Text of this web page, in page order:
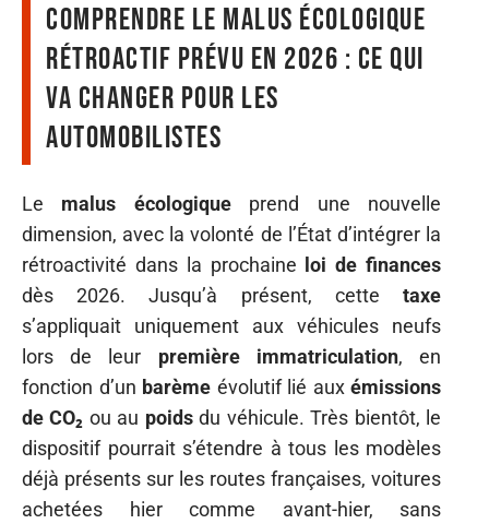
Comprendre le malus écologique
rétroactif prévu en 2026 : ce qui
va changer pour les
automobilistes
Le malus écologiqueprend une nouvelle
dimension, avec la volonté de l’État d’intégrer la
rétroactivité dans la prochaine
loi de finances
dès 2026. Jusqu’à présent, cette taxe
s’appliquait uniquement aux véhicules neufs
lors de leur première immatriculation, en
fonction d’un barème évolutif lié aux émissions
de CO₂ ou au poidsdu véhicule. Très bientôt, le
dispositif pourrait s’étendre à tous les modèles
déjà présents sur les routes françaises, voitures
achetées hier comme avant-hier, sans